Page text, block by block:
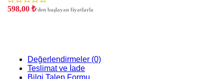
598,00 ₺'den başlayan fiyatlarla
Değerlendirmeler (0)
Teslimat ve İade